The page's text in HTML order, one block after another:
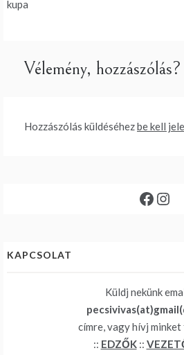
navigáció
kupa
Vélemény, hozzászólás?
Hozzászólás küldéséhezbe kell
KAPCSOLAT
Küldj nekünk
címre, vagy hívj
:: EDZŐK::